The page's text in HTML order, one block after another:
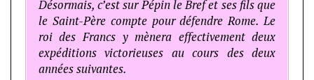
Désormais, c’est sur Pépin le Bref et ses fils que
le Saint-Père compte pour défendre Rome. Le
roi des Francs y mènera effectivement deux
expéditions victorieuses au cours des deux
années suivantes.